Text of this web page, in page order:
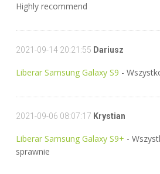
Highly recommend
2021-09-14 20:21:55 Dariusz
Liberar Samsung Galaxy S9 -
2021-09-06 08:07:17 Krystian
Liberar Samsung Galaxy S9+ -
sprawnie